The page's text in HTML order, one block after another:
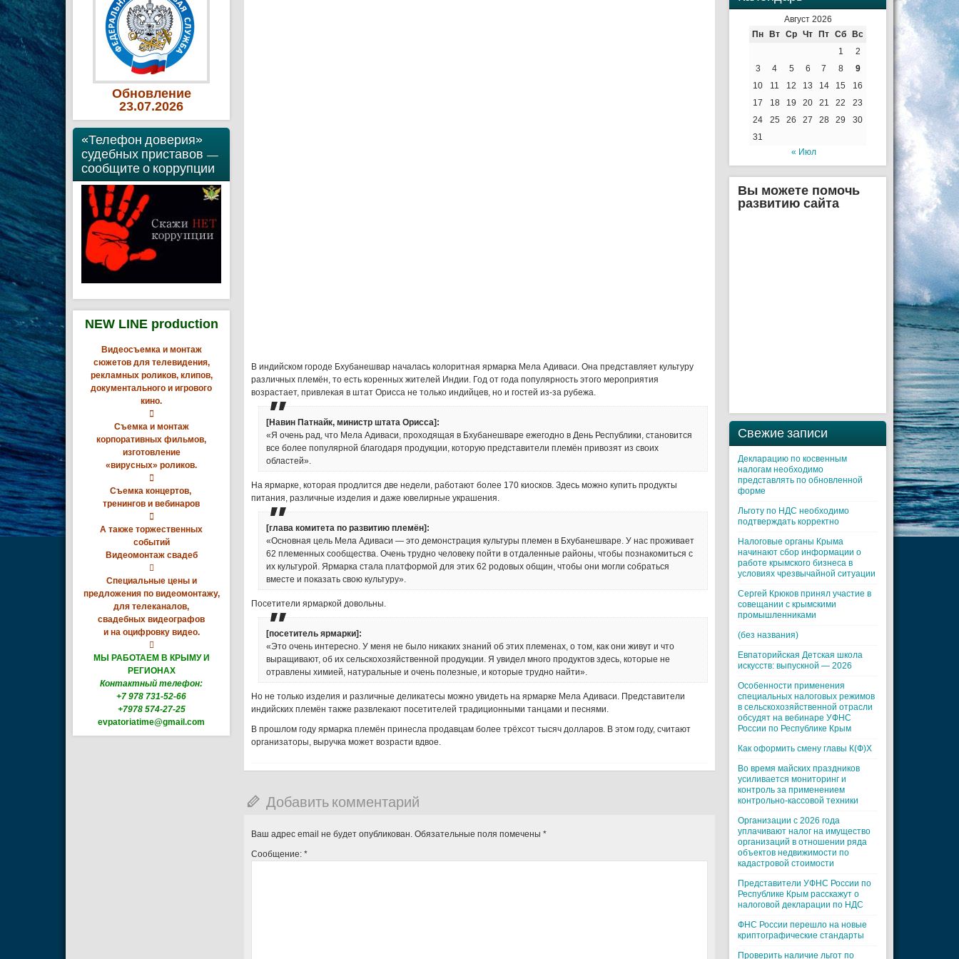
Обновление
23.07.2026
«Телефон доверия»
судебных приставов —
сообщите о коррупции
NEW LINE production
Видеосъемка и монтаж
сюжетов для телевидения,
рекламных роликов, клипов,
документального и игрового
кино.

Съемка и монтаж
корпоративных фильмов,
изготовление
«вирусных» роликов.

Съемка концертов,
тренингов и вебинаров

А также торжественных
событий
Видеомонтаж свадеб

Специальные цены и
предложения по видеомонтажу,
для телеканалов,
свадебных видеографов
и на оцифровку видео.

МЫ РАБОТАЕМ В КРЫМУ И
РЕГИОНАХ
Контактный телефон:
+7 978 731-52-66
+7978 574-27-25
evpatoriatime@gmail.com
В индийском городе Бхубанешвар началась колоритная ярмарка Мела Адиваси. Она представляет культуру
различных племён, то есть коренных жителей Индии. Год от года популярность этого мероприятия
возрастает, привлекая в штат Орисса не только индийцев, но и гостей из-за рубежа.
[Навин Патнайк, министр штата Орисса]:
«Я очень рад, что Мела Адиваси, проходящая в Бхубанешваре ежегодно в День Республики, становится
все более популярной благодаря продукции, которую представители племён привозят из своих
областей».
На ярмарке, которая продлится две недели, работают более 170 киосков. Здесь можно купить продукты
питания, различные изделия и даже ювелирные украшения.
[глава комитета по развитию племён]:
«Основная цель Мела Адиваси — это демонстрация культуры племен в Бхубанешваре. У нас проживает
62 племенных сообщества. Очень трудно человеку пойти в отдаленные районы, чтобы познакомиться с
их культурой. Ярмарка стала платформой для этих 62 родовых общин, чтобы они могли собраться
вместе и показать свою культуру».
Посетители ярмаркой довольны.
[посетитель ярмарки]:
«Это очень интересно. У меня не было никаких знаний об этих племенах, о том, как они живут и что
выращивают, об их сельскохозяйственной продукции. Я увидел много продуктов здесь, которые не
отравлены химией, натуральные и очень полезные, и которые трудно найти».
Но не только изделия и различные деликатесы можно увидеть на ярмарке Мела Адиваси. Представители
индийских племён также развлекают посетителей традиционными танцами и песнями.
В прошлом году ярмарка племён принесла продавцам более трёхсот тысяч долларов. В этом году, считают
организаторы, выручка может возрасти вдвое.
Добавить комментарий
Ваш адрес email не будет опубликован. Обязательные поля помечены *
Сообщение: *
Август 2026
Пн
Вт Ср Чт Пт Сб
Вс
1
2
3
4 5 6 7 8
9
10
11 12 13 14 15
16
17
18 19 20 21 22
23
24
25 26 27 28 29
30
31
« Июл
Вы можете помочь
развитию сайта
Свежие записи
Декларацию по косвенным
налогам необходимо
представлять по обновленной
форме
Льготу по НДС необходимо
подтверждать корректно
Налоговые органы Крыма
начинают сбор информации о
работе крымского бизнеса в
условиях чрезвычайной ситуации
Cергей Крюков принял участие в
совещании с крымскими
промышленниками
(без названия)
Евпаторийская Детская школа
искусств: выпускной — 2026
Особенности применения
специальных налоговых режимов
в сельскохозяйственной отрасли
обсудят на вебинаре УФНС
России по Республике Крым
Как оформить смену главы К(Ф)Х
Во время майских праздников
усиливается мониторинг и
контроль за применением
контрольно-кассовой техники
Организации с 2026 года
уплачивают налог на имущество
организаций в отношении ряда
объектов недвижимости по
кадастровой стоимости
Представители УФНС России по
Республике Крым расскажут о
налоговой декларации по НДС
ФНС России перешло на новые
криптографические стандарты
Проверить наличие льгот по